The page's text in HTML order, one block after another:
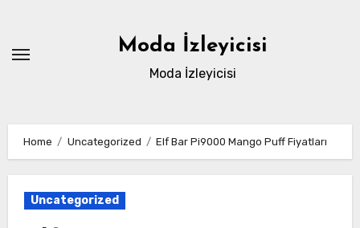
content
Moda İzleyicisi
Moda İzleyicisi
Home Uncategorized Elf Bar Pi9000 Mango Puff Fiyatları
Uncategorized